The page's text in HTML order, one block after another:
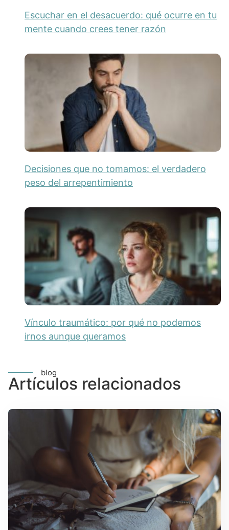
Escuchar en el desacuerdo: qué ocurre en tu
mente cuando crees tener razón
Decisiones que no tomamos: el verdadero
peso del arrepentimiento
Vínculo traumático: por qué no podemos
irnos aunque queramos
blog
Artículos relacionados